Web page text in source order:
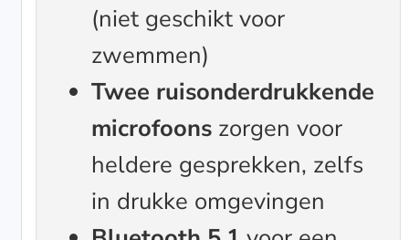
(niet geschikt voor
zwemmen)
Twee ruisonderdrukkende
microfoons zorgen voor
heldere gesprekken, zelfs
in drukke omgevingen